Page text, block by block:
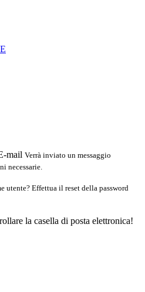
mail Verrà inviato un messaggio
necessarie.
utente? Effettua il reset della password
la casella di posta elettronica!